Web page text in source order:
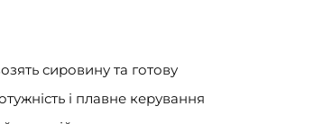
сировину та готову
і плавне керування